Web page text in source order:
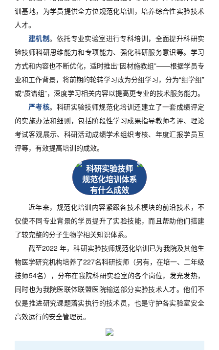
训基地，为学员提供全方位规范化培训，培养综合性实验技术
人才。
建机制。依托专业实验室进行专科培训，全面提升科研实
验技师科研思维能力和专项能力、强化科研服务意识等。学习
方式和内容也不断优化，适时推出“因材施教组”——根据学员专
业和工作背景，将前期的轮转学习改为分组学习，分为“组学组”
或“质谱组”，深度学习相关内容以提高更专业的技术服务能力。
严考核。科研实验技师规范化培训还建立了一套成绩评定
的实施办法和细则，包括阶段性学习成果指导教师考评、理论
考试客观展示、科研活动成绩学术组织考核、年度汇报学员互
评等，有效提高培训的成效。
科研实验技师
规范化培训体系
有什么成效
近年来，规范化培训内容紧跟各技术模块的前沿技术，不
仅使不同专业背景的学员提升了实验技能，而且帮助他们搭建
了较完整的分子生物学相关知识体系。
截至2022 年，科研实验技师规范化培训已为我院及其他生
物医学研究机构培养了227名科研技师（另有，在培一、二年级
技师54名），分布在我院科研实验室的各个岗位，发光发热，
同时也为我院医联体联盟医院输送部分实验技术人才。他们不
仅是推进研究课题落实执行的技术员，也是守护各实验室安全
高效运行的安全管理员。